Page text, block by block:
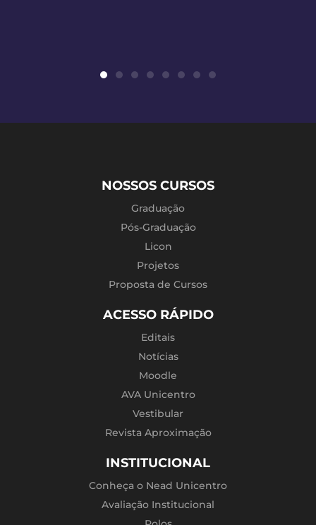
NOSSOS CURSOS
Graduação
Pós-Graduação
Licon
Projetos
Proposta de Cursos
ACESSO RÁPIDO
Editais
Notícias
Moodle
AVA Unicentro
Vestibular
Revista Aproximação
INSTITUCIONAL
Conheça o Nead Unicentro
Avaliação Institucional